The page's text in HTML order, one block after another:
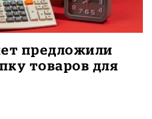
предложили
товаров для